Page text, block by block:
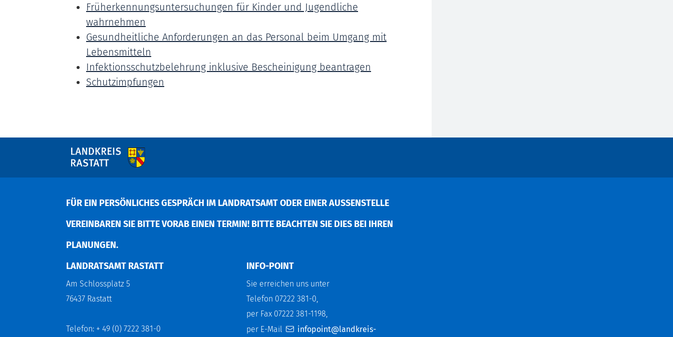
Früherkennungsuntersuchungen für Kinder und Jugendliche
wahrnehmen
Gesundheitliche Anforderungen an das Personal beim Umgang mit
Lebensmitteln
Infektionsschutzbelehrung inklusive Bescheinigung beantragen
Schutzimpfungen
FÜR EIN PERSÖNLICHES GESPRÄCH IM LANDRATSAMT ODER EINER AUSSENSTELLE V
EREINBAREN SIE BITTE VORAB EINEN TERMIN! BITTE BEACHTEN SIE DIES BEI IHREN P
LANUNGEN.
LANDRATSAMT RASTATT
Am Schlossplatz 5
76437 Rastatt
Telefon: + 49 (0) 7222 381-0
INFO-POINT
Sie erreichen uns unter
Telefon 07222 381-0,
per Fax 07222 381-1198,
per E-Mail
infopoint@landkreis-